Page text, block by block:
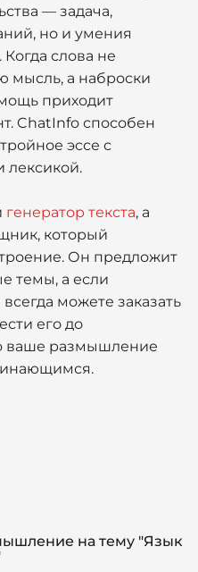
— задача,
но и умения
Когда слова не
мысль, а наброски
приходит
ChatInfo способен
эссе с
лексикой.
генератор текста, а
который
Он предложит
темы, а если
можете заказать
его до
ваше размышление
на тему "Язык